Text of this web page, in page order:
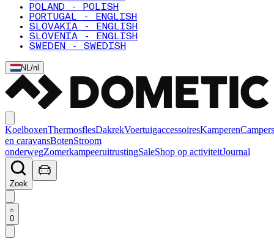
POLAND - POLISH
PORTUGAL - ENGLISH
SLOVAKIA - ENGLISH
SLOVENIA - ENGLISH
SWEDEN - SWEDISH
NL/nl
KoelboxenThermosflesDakrekVoertuigaccessoiresKamperenCampers
en caravansBotenStroom
onderwegZomerkampeeruitrustingSaleShop op activiteitJournal
Zoek
0